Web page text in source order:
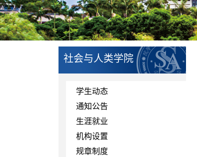
社会与人类学院
学生动态
通知公告
生涯就业
机构设置
规章制度